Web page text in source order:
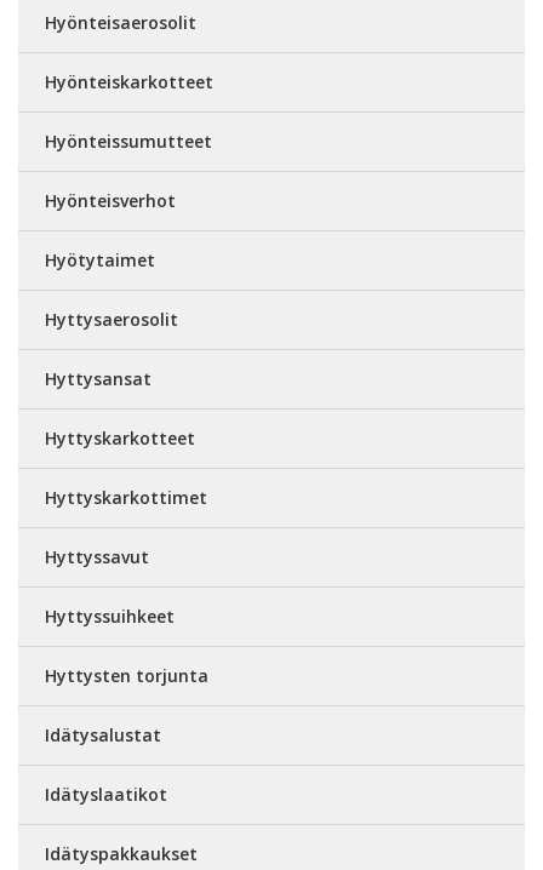
Hyönteisaerosolit
Hyönteiskarkotteet
Hyönteissumutteet
Hyönteisverhot
Hyötytaimet
Hyttysaerosolit
Hyttysansat
Hyttyskarkotteet
Hyttyskarkottimet
Hyttyssavut
Hyttyssuihkeet
Hyttysten torjunta
Idätysalustat
Idätyslaatikot
Idätyspakkaukset